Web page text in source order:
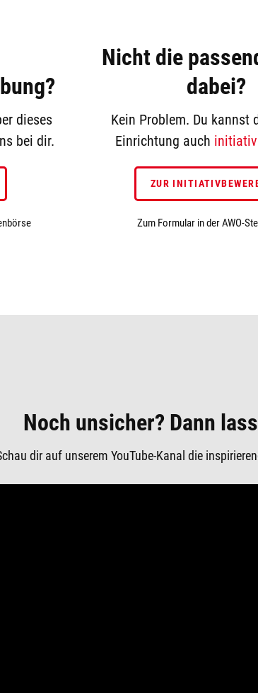
dieses
bei dir.
Nicht die
dabei?
Kein Problem. Du kannst
Einrichtung auch initiativ
ZUR
Zum Formular in der AWO-
Noch unsicher? Dann
dir auf unserem YouTube-Kanal die